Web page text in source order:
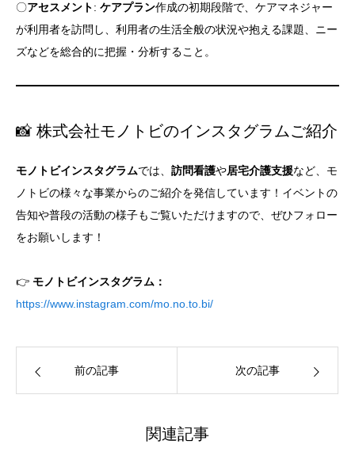
〇アセスメント: ケアプラン作成の初期段階で、ケアマネジャー
が利用者を訪問し、利用者の生活全般の状況や抱える課題、ニー
ズなどを総合的に把握・分析すること。
📸 株式会社モノトビのインスタグラムご紹介
モノトビインスタグラムでは、 訪問看護や居宅介護支援など、モ
ノトビの様々な事業からのご紹介を発信しています！イベントの
告知や普段の活動の様子もご覧いただけますので、ぜひフォロー
をお願いします！
👉 モノトビインスタグラム：
https://www.instagram.com/mo.no.to.bi/
前の記事 次の記事
関連記事